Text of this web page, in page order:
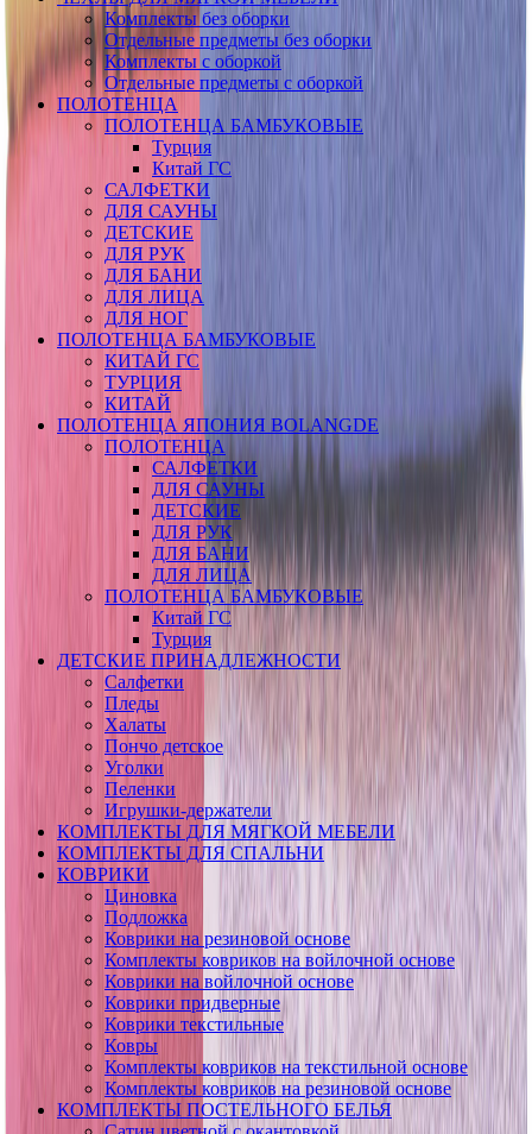
Комплекты без оборки
Отдельные предметы без оборки
Комплекты с оборкой
Отдельные предметы с оборкой
ПОЛОТЕНЦА
ПОЛОТЕНЦА БАМБУКОВЫЕ
Турция
Китай ГС
САЛФЕТКИ
ДЛЯ САУНЫ
ДЕТСКИЕ
ДЛЯ РУК
ДЛЯ БАНИ
ДЛЯ ЛИЦА
ДЛЯ НОГ
ПОЛОТЕНЦА БАМБУКОВЫЕ
КИТАЙ ГС
ТУРЦИЯ
КИТАЙ
ПОЛОТЕНЦА ЯПОНИЯ BOLANGDE
ПОЛОТЕНЦА
САЛФЕТКИ
ДЛЯ САУНЫ
ДЕТСКИЕ
ДЛЯ РУК
ДЛЯ БАНИ
ДЛЯ ЛИЦА
ПОЛОТЕНЦА БАМБУКОВЫЕ
Китай ГС
Турция
ДЕТСКИЕ ПРИНАДЛЕЖНОСТИ
Салфетки
Пледы
Халаты
Пончо детское
Уголки
Пеленки
Игрушки-держатели
КОМПЛЕКТЫ ДЛЯ МЯГКОЙ МЕБЕЛИ
КОМПЛЕКТЫ ДЛЯ СПАЛЬНИ
КОВРИКИ
Циновка
Подложка
Коврики на резиновой основе
Комплекты ковриков на войлочной основе
Коврики на войлочной основе
Коврики придверные
Коврики текстильные
Ковры
Комплекты ковриков на текстильной основе
Комплекты ковриков на резиновой основе
КОМПЛЕКТЫ ПОСТЕЛЬНОГО БЕЛЬЯ